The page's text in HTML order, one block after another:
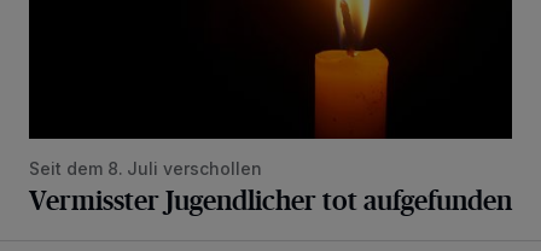
Seit dem 8. Juli verschollen
Vermisster Jugendlicher tot aufgefunden